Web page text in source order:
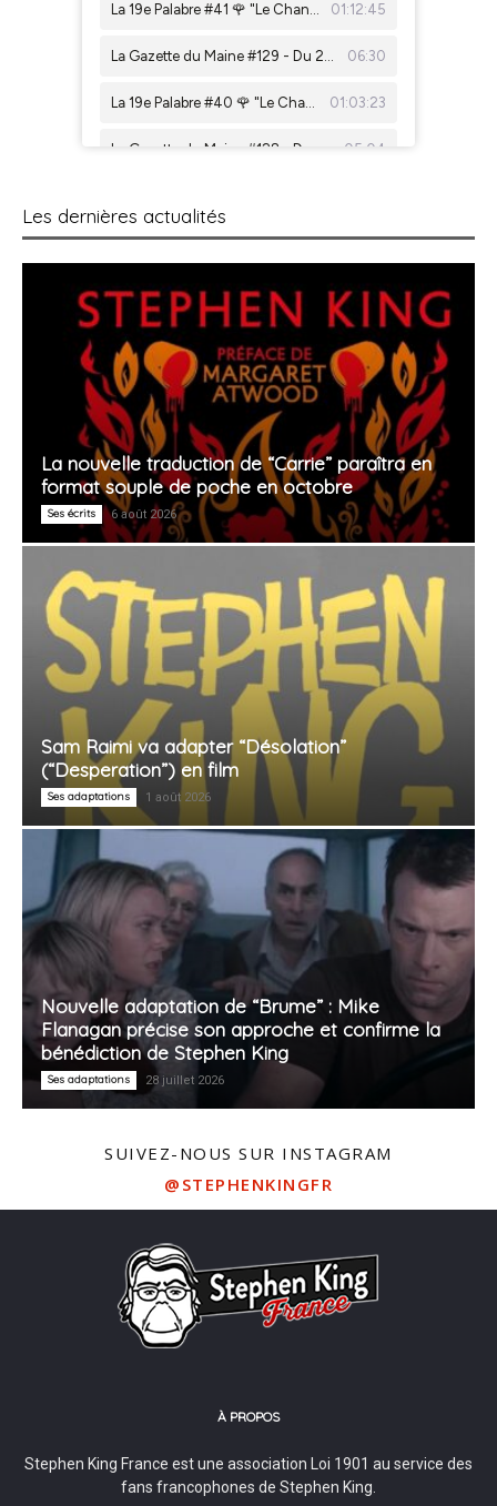
Les dernières actualités
La nouvelle traduction de “Carrie” paraîtra en
format souple de poche en octobre
Ses écrits 6 août 2026
Sam Raimi va adapter “Désolation”
(“Desperation”) en film
Ses adaptations 1 août 2026
Nouvelle adaptation de “Brume” : Mike
Flanagan précise son approche et confirme la
bénédiction de Stephen King
Ses adaptations 28 juillet 2026
SUIVEZ-NOUS SUR INSTAGRAM
@STEPHENKINGFR
À PROPOS
Stephen King France est une association Loi 1901 au service des
fans francophones de Stephen King.